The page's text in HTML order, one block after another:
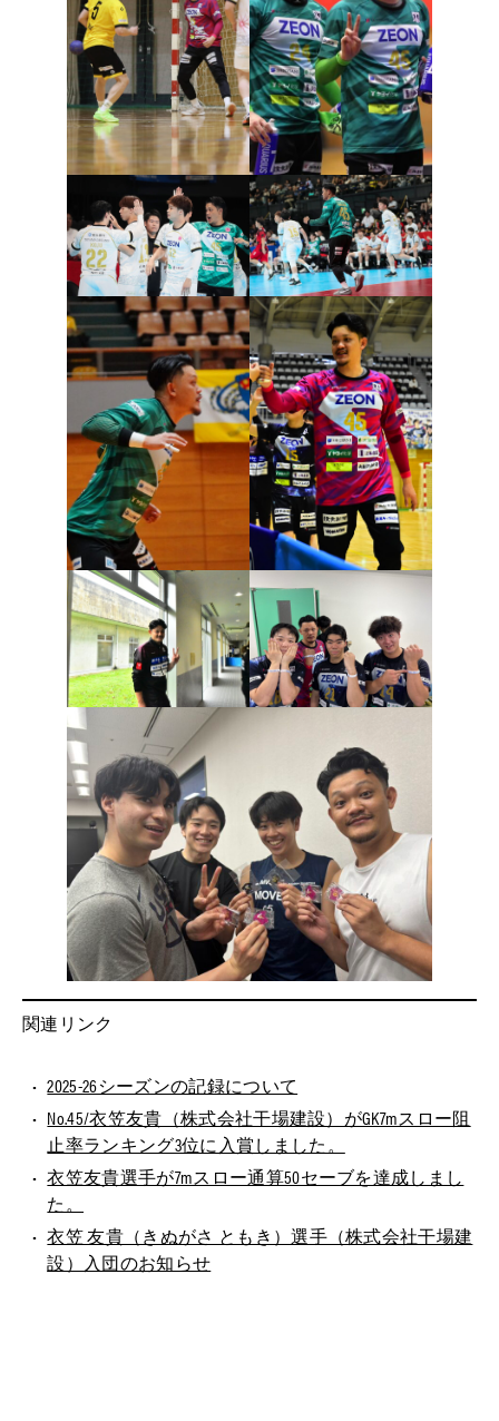
関連リンク
2025-26シーズンの記録について
No.45/衣笠友貴（株式会社干場建設）がGK7mスロー阻
止率ランキング3位に入賞しました。
衣笠友貴選手が7mスロー通算50セーブを達成しまし
た。
衣笠 友貴（きぬがさ ともき）選手（株式会社干場建
設）入団のお知らせ